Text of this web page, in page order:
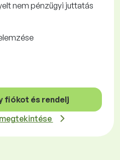
nem pénzügyi juttatás
fiókot és rendelj